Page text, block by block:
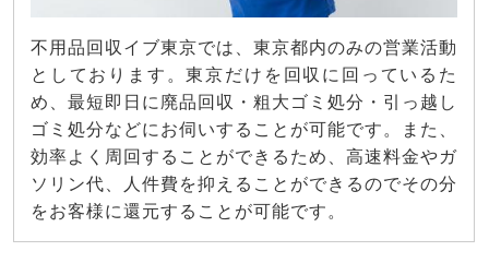
不用品回収イブ東京では、東京都内のみの営業活動
としております。東京だけを回収に回っているた
め、最短即日に廃品回収・粗大ゴミ処分・引っ越し
ゴミ処分などにお伺いすることが可能です。また、
効率よく周回することができるため、高速料金やガ
ソリン代、人件費を抑えることができるのでその分
をお客様に還元することが可能です。